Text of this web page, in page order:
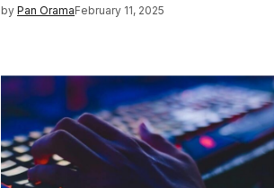
by Pan OramaFebruary 11, 2025